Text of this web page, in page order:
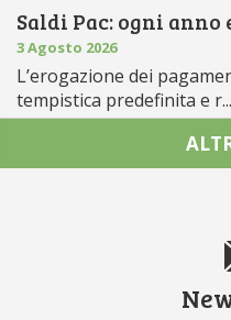
Saldi Pac: ogni
3 Agosto 2026
L’erogazione dei
tempistica predefinita e r...